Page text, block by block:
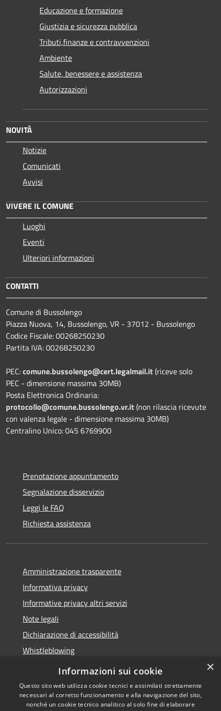
Educazione e formazione
Giustizia e sicurezza pubblica
Tributi,finanze e contravvenzioni
Ambiente
Salute, benessere e assistenza
Autorizzazioni
NOVITÀ
Notizie
Comunicati
Avvisi
VIVERE IL COMUNE
Luoghi
Eventi
Ulteriori informazioni
CONTATTI
Comune di Bussolengo
Piazza Nuova, 14, Bussolengo, VR - 37012 - Bussolengo
Codice Fiscale: 00268250230
Partita IVA: 00268250230
PEC:comune.bussolengo@cert.legalmail.it(riceve solo
PEC - dimensione massima 30MB)
Posta Elettronica Ordinaria:
protocollo@comune.bussolengo.vr.it(non rilascia ricevute
con valenza legale - dimensione massima 30MB)
Centralino Unico: 045 6769900
Prenotazione appuntamento
Segnalazione disservizio
Leggi le FAQ
Richiesta assistenza
Amministrazione trasparente
Informativa privacy
Informative privacy altri servizi
Note legali
Dichiarazione di accessibilità
Whistleblowing
RSS
Copyright © 2026 • Comune di
×
Informazioni sui cookie
Questo sito web utilizza cookie tecnici e assimilati strettamente
necessari al corretto funzionamento e alla navigazione del sito,
nonché un cookie tecnico analitico al solo fine di elaborare